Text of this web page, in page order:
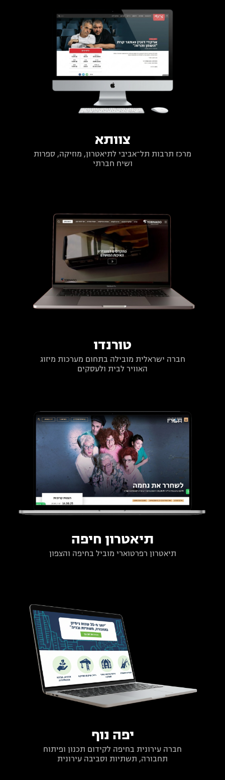
צוותא
מרכז תרבות תל־אביבי לתיאטרון, מוזיקה, ספרות
ושיח חברתי
טורנדו
חברה ישראלית מובילה בתחום מערכות מיזוג
האוויר לבית ולעסקים
תיאטרון חיפה
תיאטרון רפרטוארי מוביל בחיפה והצפון
יפה נוף
חברה עירונית בחיפה לקידום תכנון ופיתוח
תחבורה, תשתיות וסביבה עירונית